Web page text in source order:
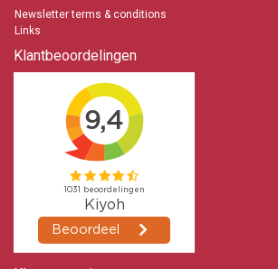
Newsletter terms & conditions
Links
Klantbeoordelingen